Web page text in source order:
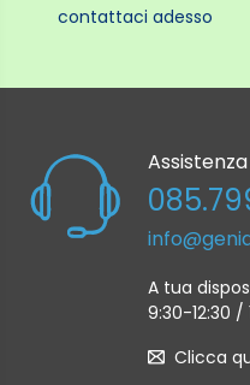
contattaci adesso
A tua
9:30-12:30 /
Clicca